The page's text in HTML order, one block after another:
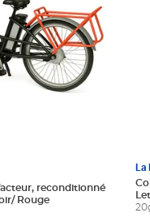
reconditionné
Rouge
La